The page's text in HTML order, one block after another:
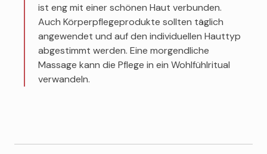
ist eng mit einer schönen Haut verbunden.
Auch Körperpflegeprodukte sollten täglich
angewendet und auf den individuellen Hauttyp
abgestimmt werden. Eine morgendliche
Massage kann die Pflege in ein Wohlfühlritual
verwandeln.